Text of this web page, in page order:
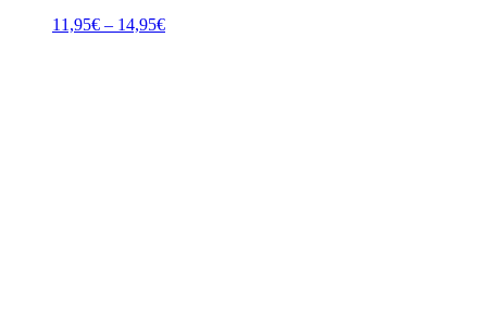
11,95€ – 14,95€Preisspanne: